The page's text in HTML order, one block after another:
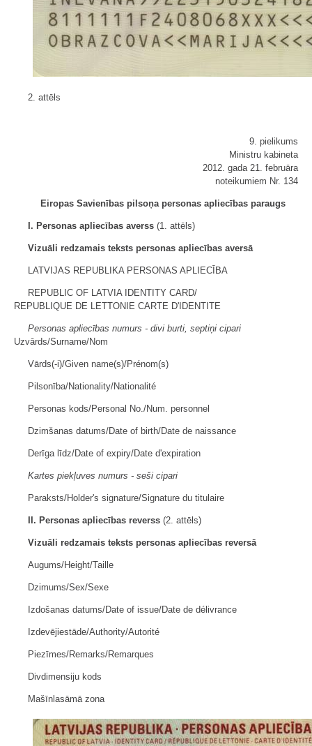
2. attēls
9. pielikums
Ministru kabineta
2012. gada 21. februāra
noteikumiem Nr. 134
Eiropas Savienības pilsoņa personas apliecības paraugs
I. Personas apliecības averss (1. attēls)
Vizuāli redzamais teksts personas apliecības aversā
LATVIJAS REPUBLIKA PERSONAS APLIECĪBA
REPUBLIC OF LATVIA IDENTITY CARD/
REPUBLIQUE DE LETTONIE CARTE D'IDENTITE
Personas apliecības numurs - divi burti, septiņi cipari
Uzvārds/Surname/Nom
Vārds(-i)/Given name(s)/Prénom(s)
Pilsonība/Nationality/Nationalité
Personas kods/Personal No./Num. personnel
Dzimšanas datums/Date of birth/Date de naissance
Derīga līdz/Date of expiry/Date d'expiration
Kartes piekļuves numurs - seši cipari
Paraksts/Holder's signature/Signature du titulaire
II. Personas apliecības reverss (2. attēls)
Vizuāli redzamais teksts personas apliecības reversā
Augums/Height/Taille
Dzimums/Sex/Sexe
Izdošanas datums/Date of issue/Date de délivrance
Izdevējiestāde/Authority/Autorité
Piezīmes/Remarks/Remarques
Divdimensiju kods
Mašīnlasāmā zona